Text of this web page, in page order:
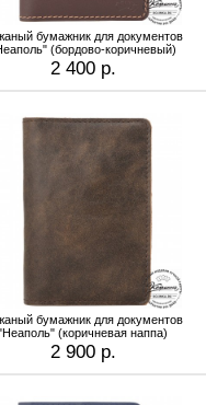
бумажник для документов
(бордово-коричневый)
2 400 р.
бумажник для документов
(коричневая наппа)
2 900 р.